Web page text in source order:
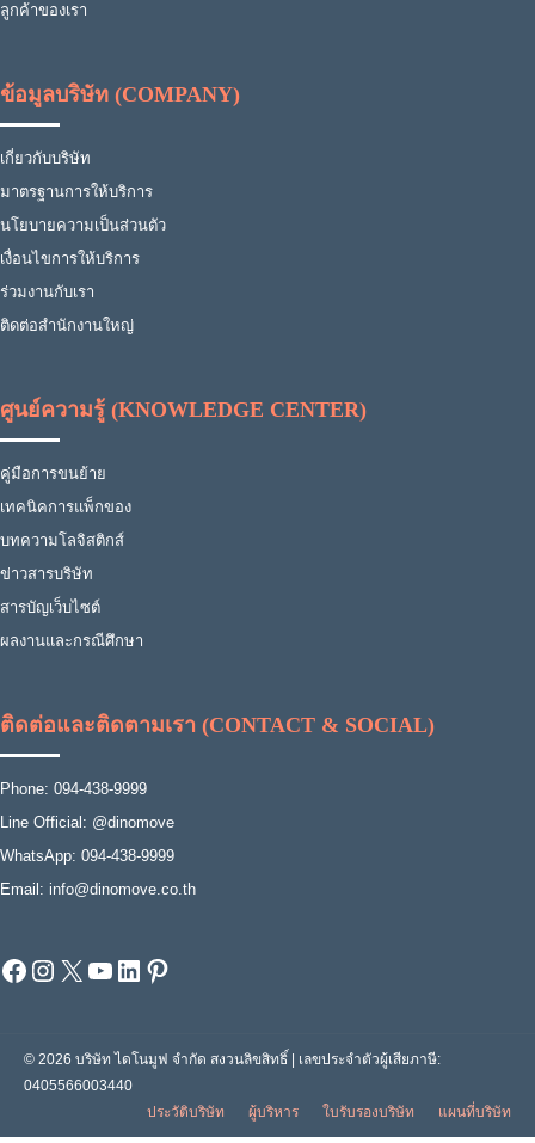
ลูกค้าของเรา
ข้อมูลบริษัท (COMPANY)
เกี่ยวกับบริษัท
มาตรฐานการให้บริการ
นโยบายความเป็นส่วนตัว
เงื่อนไขการให้บริการ
ร่วมงานกับเรา
ติดต่อสำนักงานใหญ่
ศูนย์ความรู้ (KNOWLEDGE CENTER)
คู่มือการขนย้าย
เทคนิคการแพ็กของ
บทความโลจิสติกส์
ข่าวสารบริษัท
สารบัญเว็บไซต์
ผลงานและกรณีศึกษา
ติดต่อและติดตามเรา (CONTACT & SOCIAL)
Phone: 094-438-9999
Line Official: @dinomove
WhatsApp: 094-438-9999
Email: info@dinomove.co.th
Facebook
Instagram
X YouTube
LinkedIn
Pinterest
© 2026 บริษัท ไดโนมูฟ จำกัด สงวนลิขสิทธิ์ | เลขประจำตัวผู้เสียภาษี:
0405566003440
ประวัติบริษัท
ผู้บริหาร ใบรับรองบริษัท แผนที่บริษัท